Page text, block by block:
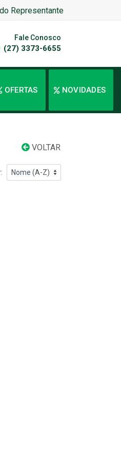
Representante
Fale Conosco
(27) 3373-6655
OFERTAS NOVIDADES
VOLTAR